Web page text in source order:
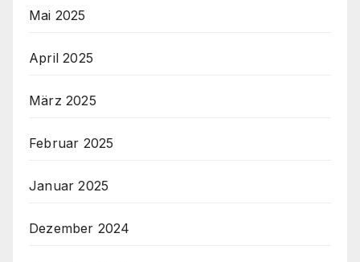
Mai 2025
April 2025
März 2025
Februar 2025
Januar 2025
Dezember 2024